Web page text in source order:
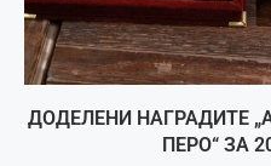
ДОДЕЛЕНИ НАГРАДИТЕ
ПЕРО“ ЗА